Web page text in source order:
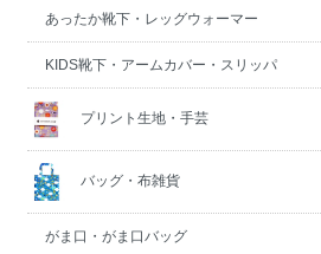
あったか靴下・レッグウォーマー
KIDS靴下・アームカバー・スリッパ
プリント生地・手芸
バッグ・布雑貨
がま口・がま口バッグ